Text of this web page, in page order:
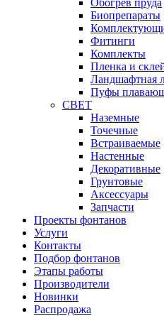
Обогрев пруда
Биопрепараты
Фитинги
Комплекты
Пленка и
Ландшафтная
Пуфы
СВЕТ
Наземные
Точечные
Встраиваемые
Настенные
Декоративные
Грунтовые
Аксессуары
Запчасти
Проекты фонтанов
Услуги
Контакты
Подбор фонтанов
Этапы работы
Производители
Новинки
Распродажа